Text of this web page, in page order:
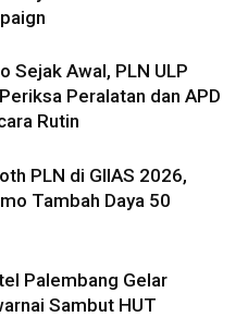
Sejak Awal, PLN ULP
Peralatan dan APD
Rutin
PLN di GIIAS 2026,
Tambah Daya 50
Palembang Gelar
Sambut HUT